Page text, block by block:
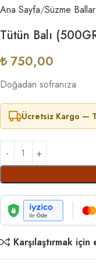
Ana Sayfa Süzme Ballar
Tütün Balı
₺ 750,00
Doğadan sofranıza
Ücretsiz Kargo —
Karşılaştırmak için